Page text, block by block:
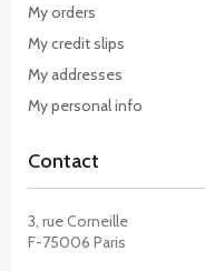
My orders
My credit slips
My addresses
My personal info
Contact
3, rue Corneille
F-75006 Paris